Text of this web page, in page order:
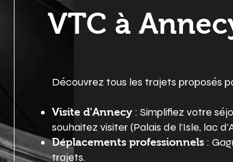
VTC à
Découvrez tous les trajets proposés
Visite d'Annecy: Simplifiez votre
souhaitez visiter (Palais de l'Isle, lac
Déplacements professionnels:
trajets.